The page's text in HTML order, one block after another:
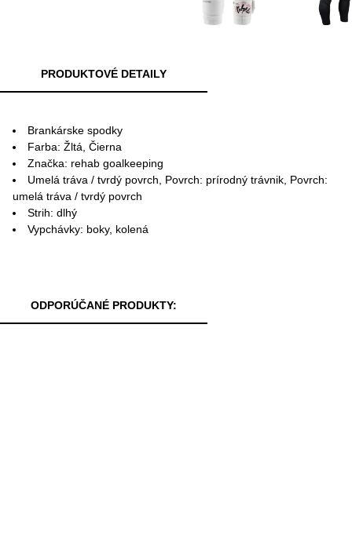
PRODUKTOVÉ DETAILY
Brankárske spodky
Farba: Žltá, Čierna
Značka: rehab goalkeeping
Umelá tráva / tvrdý povrch, Povrch: prírodný trávnik, Povrch:
umelá tráva / tvrdý povrch
Strih: dlhý
Vypchávky: boky, kolená
ODPORÚČANÉ PRODUKTY: